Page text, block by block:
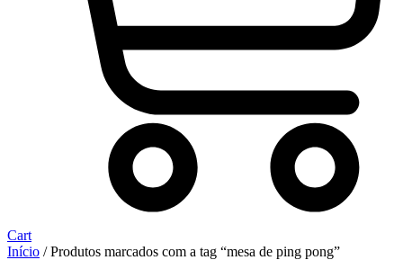
Cart
Início / Produtos marcados com a tag “mesa de ping pong”